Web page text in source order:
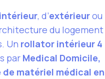
intérieur, d’extérieurou
du logement
Un rollator intérieur 4
par Medical Domicile,
matériel médical en